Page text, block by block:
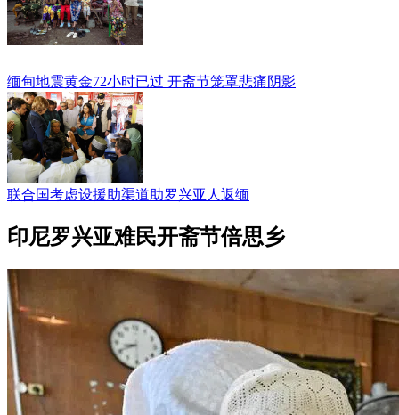
缅甸地震黄金72小时已过 开斋节笼罩悲痛阴影
联合国考虑设援助渠道助罗兴亚人返缅
印尼罗兴亚难民开斋节倍思乡